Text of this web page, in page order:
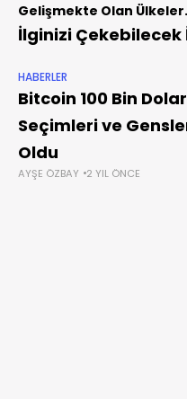
Gelişmekte Olan Ülkeler
ve Döviz Kurları
İlginizi
HABERLER
Bitcoin 100 Bin
Seçimleri ve
Oldu
AYŞE ÖZBAY 2 YIL ÖNCE